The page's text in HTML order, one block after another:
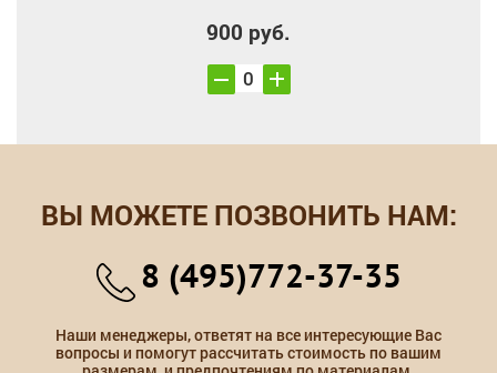
900 руб.
ВЫ МОЖЕТЕ ПОЗВОНИТЬ НАМ:
8 (495)772-37-35
Наши менеджеры, ответят на все интересующие Вас
вопросы и помогут рассчитать стоимость по вашим